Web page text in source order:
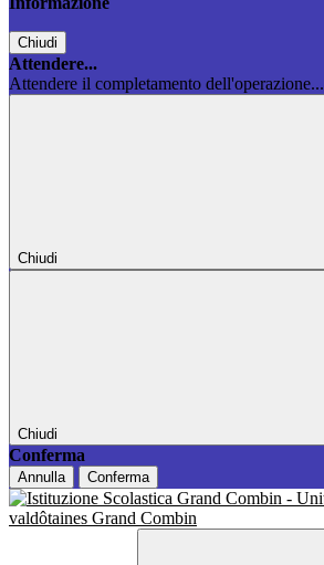
Chiudi
Attendere...
Attendere il completamento dell'operazione...
Chiudi
Chiudi
Conferma
Annulla Conferma